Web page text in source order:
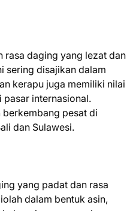
rasa daging yang lezat dan
sering disajikan dalam
kerapu juga memiliki nilai
internasional.
pesat di
dan Sulawesi.
yang padat dan rasa
dalam bentuk asin,